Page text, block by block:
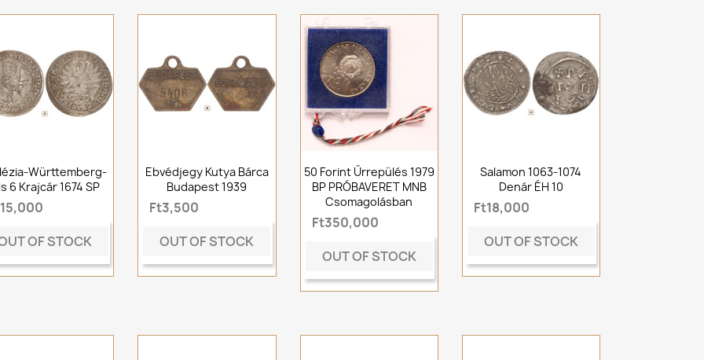
Württemberg-
6 Krajcár 1674 SP
OF STOCK
Ebvédjegy Kutya Bárca
Budapest 1939
Ft3,500
OUT OF STOCK
50 Forint Űrrepülés 1979
BP PRÓBAVERET MNB
Csomagolásban
Ft350,000
OUT OF STOCK
Salamon 1063-1074
Denár ÉH 10
Ft18,000
OUT OF STOCK